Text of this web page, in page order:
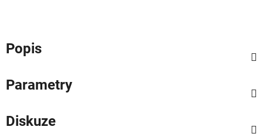
Popis
Parametry
Diskuze